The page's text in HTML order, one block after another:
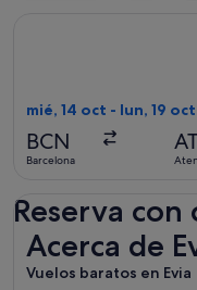
mié, 14 oct - lun, 19 oct
BCN
Barcelona
Reserva con
Acerca de
Vuelos baratos en Evia
Acerca de Evia